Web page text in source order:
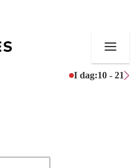
I dag:10 - 21